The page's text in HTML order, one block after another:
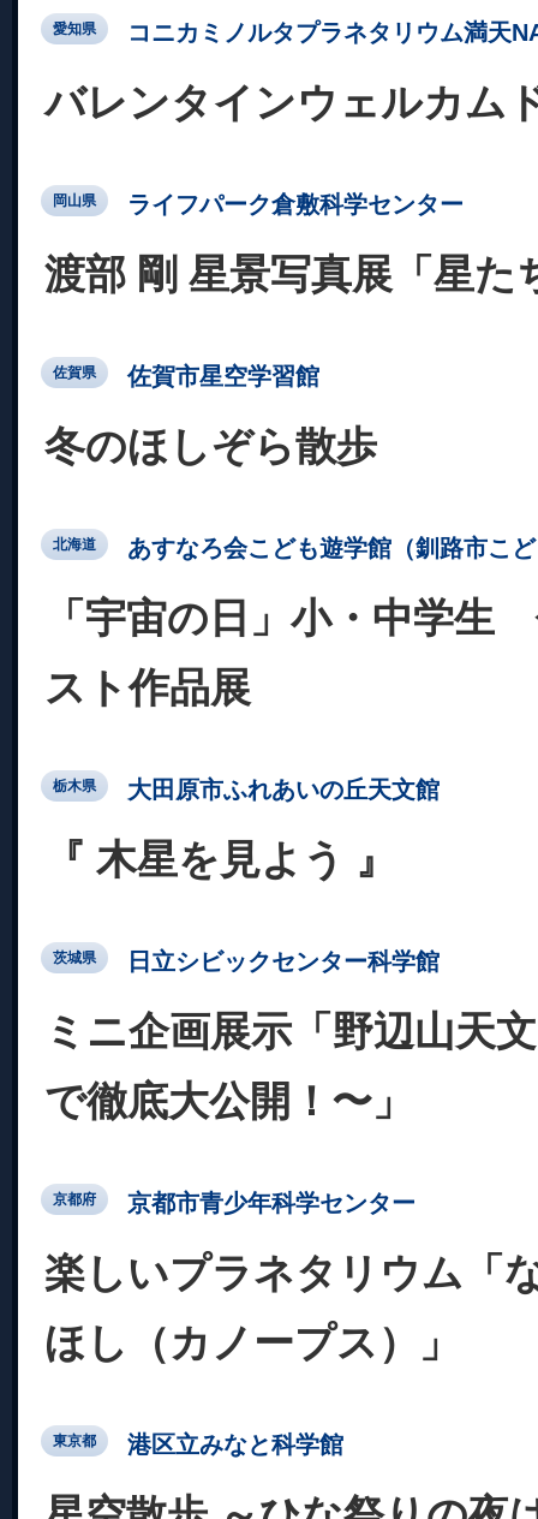
愛知県 コニカミノルタプラネタリウム満天
バレンタインウェルカム
岡山県 ライフパーク倉敷科学センター
渡部 剛 星景写真展「星た
佐賀県 佐賀市星空学習館
冬のほしぞら散歩
北海道 あすなろ会こども遊学館（釧路市こ
「宇宙の日」小・中学
スト作品展
栃木県 大田原市ふれあいの丘天文館
『 木星を見よう 』
茨城県 日立シビックセンター科学館
ミニ企画展示「野辺山天
で徹底大公開！〜」
京都府 京都市青少年科学センター
楽しいプラネタリウム「
ほし（カノープス）」
東京都 港区立みなと科学館